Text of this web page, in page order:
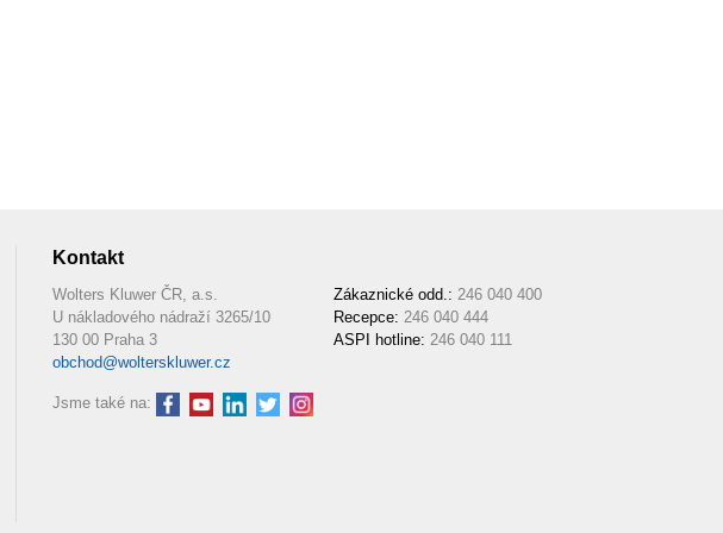
Kontakt
Wolters Kluwer ČR, a.s.
U nákladového nádraží 3265/10
130 00 Praha 3
obchod@wolterskluwer.cz
Zákaznické odd.: 246 040 400
Recepce: 246 040 444
ASPI hotline: 246 040 111
Jsme také na: